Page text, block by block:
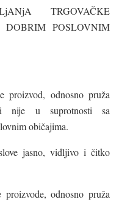
TRGOVAČKE
POSLOVNIM
proizvod, odnosno pruža
nije u suprotnosti sa
običajima.
jasno, vidljivo i čitko
odnosno pruža